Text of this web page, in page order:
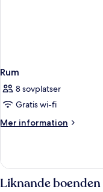
Rum
8 sovplatser
Gratis wi-fi
Mer information
Mer
Liknande boenden